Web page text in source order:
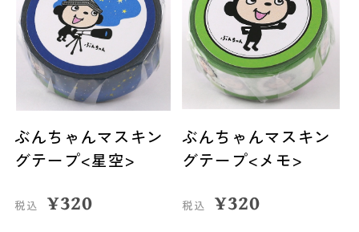
ぶんちゃんマスキン
グテープ<星空>
税込 ¥320
ぶんちゃんマスキン
グテープ<メモ>
税込 ¥320